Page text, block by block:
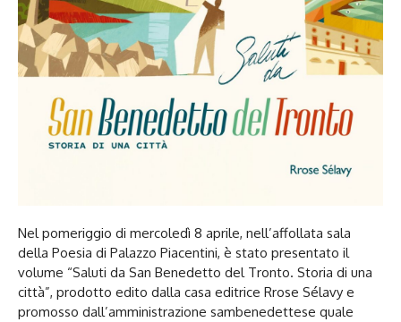
Nel pomeriggio di mercoledì 8 aprile, nell’affollata sala
della Poesia di Palazzo Piacentini, è stato presentato il
volume “Saluti da San Benedetto del Tronto. Storia di una
città”, prodotto edito dalla casa editrice Rrose Sélavy e
promosso dall’amministrazione sambenedettese quale